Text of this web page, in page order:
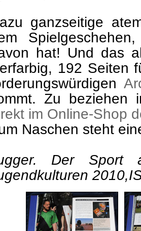
ganzseitige
hat! Und das
192 Seiten
Zu beziehen
im Online-Shop
Naschen steht
Der Sport